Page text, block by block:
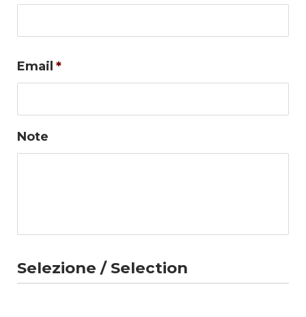
Email *
Note
Selezione / Selection